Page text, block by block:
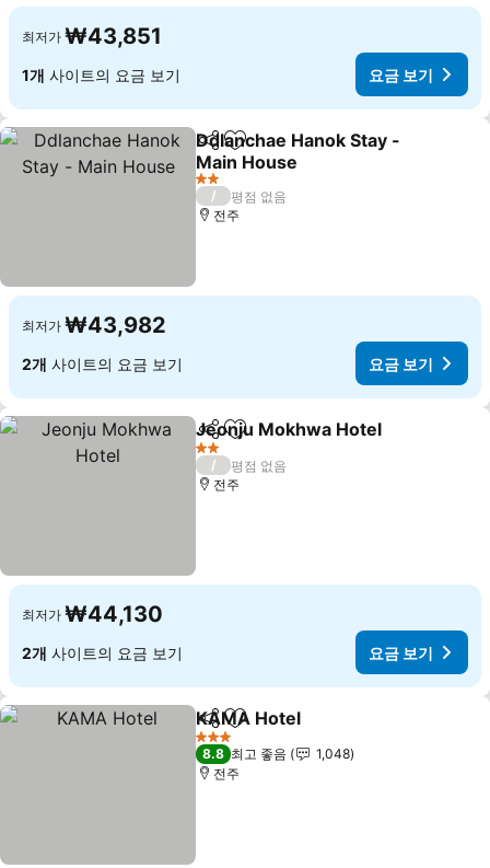
최저가 ₩43,851
1개 사이트의 요금 보기 요금 보기
공유 즐겨찾기에 추가
Ddlanchae Hanok Stay -
Main House
요금 보기
2 성급
/
평점 없음
전주
최저가 ₩43,982
2개 사이트의 요금 보기 요금 보기
공유 즐겨찾기에 추가
Jeonju Mokhwa Hotel
2 성급
/
평점 없음
전주
최저가 ₩44,130
2개 사이트의 요금 보기 요금 보기
공유 즐겨찾기에 추가
KAMA Hotel
3 성급
8.8 최고 좋음
1,048
전주